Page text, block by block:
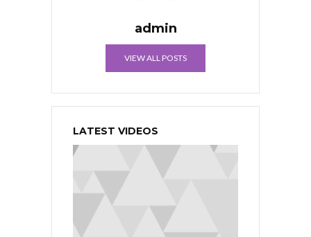
admin
VIEW ALL POSTS
LATEST VIDEOS